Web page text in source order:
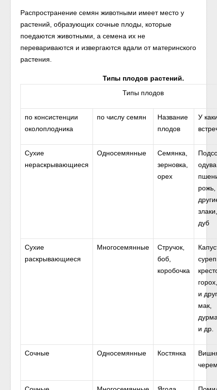
Распространение семян животными имеет место у
растений, образующих сочные плоды, которые
поедаются животными, а семена их не
перевариваются и извергаются вдали от материнского
растения.
Типы плодов растений.
Типы плодов
по консистенции
околоплодника
по числу семян
Название
плодов
У
Сухие
нераскрывающиеся
Односемянные
Семянка,
зерновка,
орех
дуб
Сухие
раскрывающиеся
Многосемянные
Стручок,
боб,
коробочка
и
мак,
и др.
Сочные Односемянные Костянка